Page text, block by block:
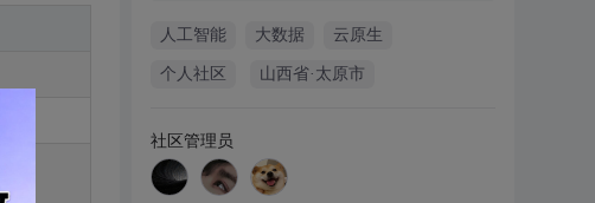
人工智能 大数据 云原生
个人社区 山西省·太原市
社区管理员